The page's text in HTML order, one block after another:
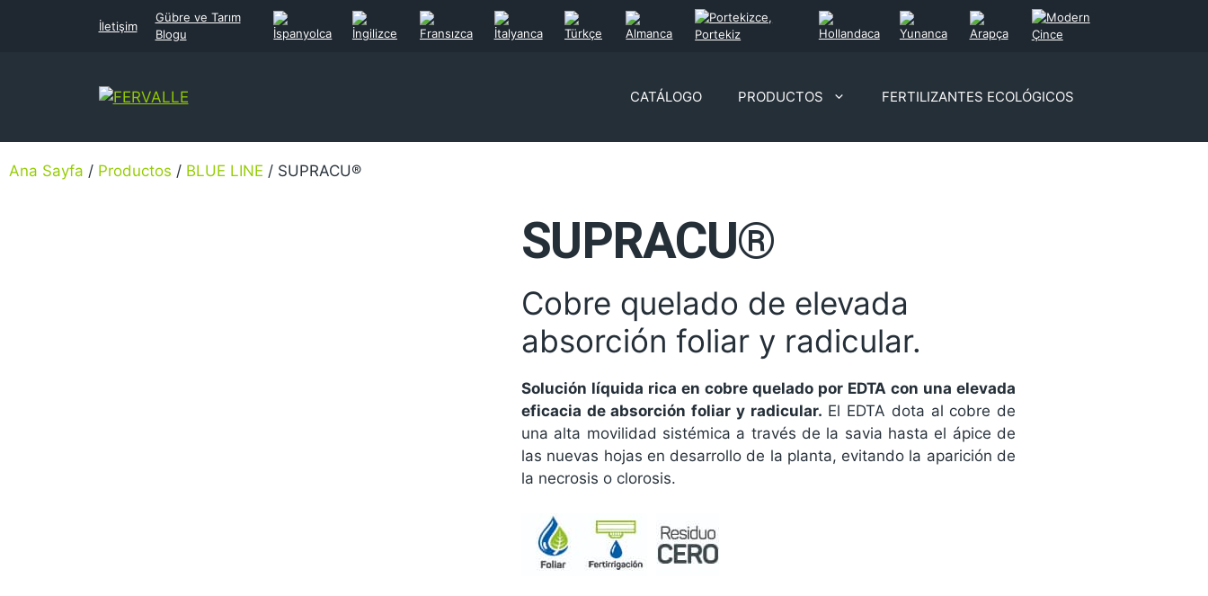
İletişim
Gübre ve Tarım
Blogu
CATÁLOGO PRODUCTOS FERTILIZANTES ECOLÓGICOS
Ana Sayfa / Productos / BLUE LINE / SUPRACU®
SUPRACU®
Cobre quelado de elevada
absorción foliar y radicular.
Solución líquida rica en cobre quelado por EDTA con una elevada
eficacia de absorción foliar y radicular. El EDTA dota al cobre de
una alta movilidad sistémica a través de la savia hasta el ápice de
las nuevas hojas en desarrollo de la planta, evitando la aparición de
la necrosis o clorosis.